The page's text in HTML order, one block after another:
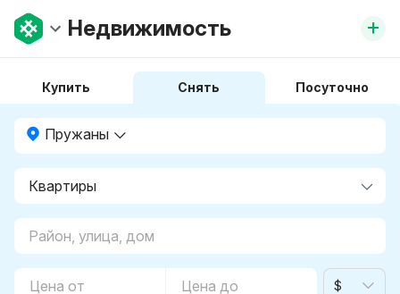
Недвижимость +
Купить Снять Посуточно
Пружаны
$